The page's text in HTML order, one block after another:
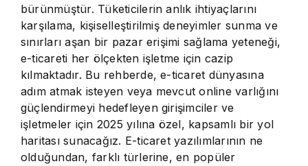
bürünmüştür. Tüketicilerin anlık ihtiyaçlarını
karşılama, kişiselleştirilmiş deneyimler sunma ve
sınırları aşan bir pazar erişimi sağlama yeteneği,
e-ticareti her ölçekten işletme için cazip
kılmaktadır. Bu rehberde, e-ticaret dünyasına
adım atmak isteyen veya mevcut online varlığını
güçlendirmeyi hedefleyen girişimciler ve
işletmeler için 2025 yılına özel, kapsamlı bir yol
haritası sunacağız. E-ticaret yazılımlarının ne
olduğundan, farklı türlerine, en popüler